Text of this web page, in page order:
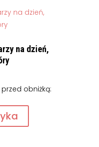
na dzień,
obniżką: